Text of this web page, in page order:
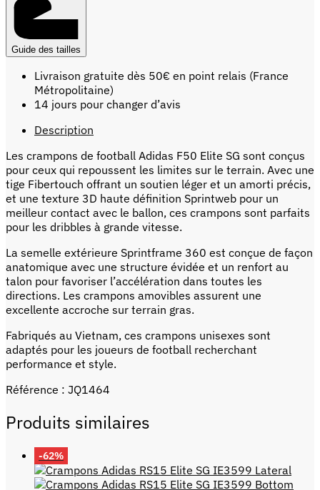
Guide des tailles
Livraison gratuite dès 50€ en point relais (France
Métropolitaine)
14 jours pour changer d’avis
Description
Les crampons de football Adidas F50 Elite SG sont conçus
pour ceux qui repoussent les limites sur le terrain. Avec une
tige Fibertouch offrant un soutien léger et un amorti précis,
et une texture 3D haute définition Sprintweb pour un
meilleur contact avec le ballon, ces crampons sont parfaits
pour les dribbles à grande vitesse.
La semelle extérieure Sprintframe 360 est conçue de façon
anatomique avec une structure évidée et un renfort au
talon pour favoriser l’accélération dans toutes les
directions. Les crampons amovibles assurent une
excellente accroche sur terrain gras.
Fabriqués au Vietnam, ces crampons unisexes sont
adaptés pour les joueurs de football recherchant
performance et style.
Référence : JQ1464
Produits similaires
-62%